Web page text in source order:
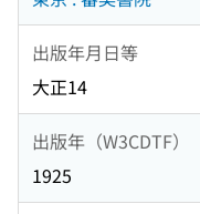
出版年月日等
大正14
出版年（W3CDTF）
1925